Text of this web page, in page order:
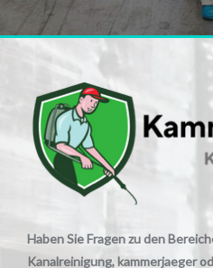
Haben Sie Fragen zu den
Kanalreinigung, kammerjaeger